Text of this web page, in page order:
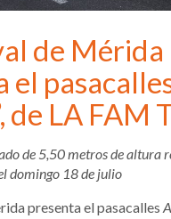
de Mérida
el
de LA FAM
de 5,50 metros de altura
domingo 18 de julio
presenta el pasacalles